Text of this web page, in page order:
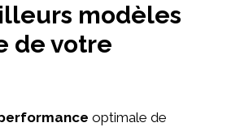
modèles
de votre
optimale de